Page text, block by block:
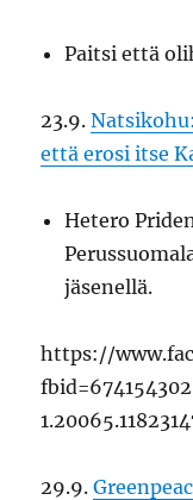
Paitsi että
23.9.
että erosi itse
Hetero
jäsenellä.
https://
29.9.